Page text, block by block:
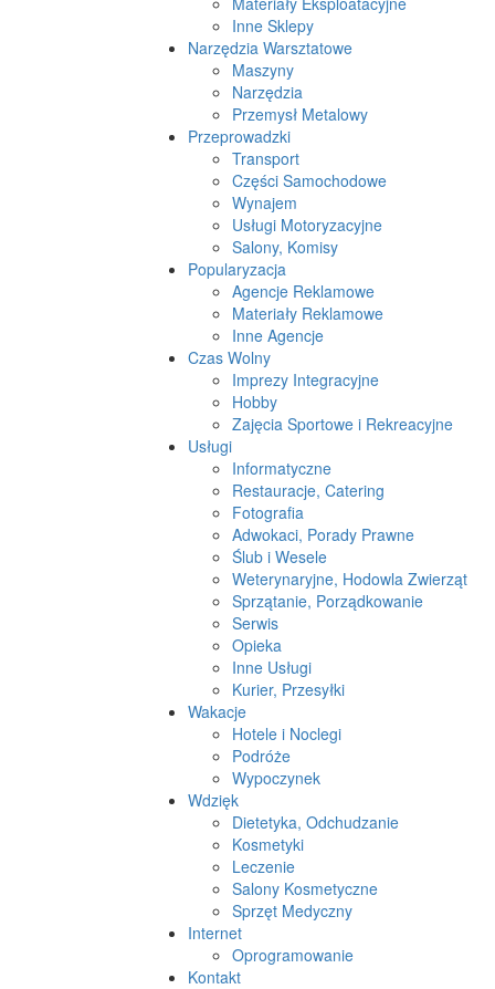
Inne Sklepy
Narzędzia Warsztatowe
Maszyny
Narzędzia
Przemysł Metalowy
Przeprowadzki
Transport
Części Samochodowe
Wynajem
Usługi Motoryzacyjne
Salony, Komisy
Popularyzacja
Agencje Reklamowe
Materiały Reklamowe
Inne Agencje
Czas Wolny
Imprezy Integracyjne
Hobby
Zajęcia Sportowe i Rekreacyjne
Usługi
Informatyczne
Restauracje, Catering
Fotografia
Adwokaci, Porady Prawne
Ślub i Wesele
Weterynaryjne, Hodowla Zwierząt
Sprzątanie, Porządkowanie
Serwis
Opieka
Inne Usługi
Kurier, Przesyłki
Wakacje
Hotele i Noclegi
Podróże
Wypoczynek
Wdzięk
Dietetyka, Odchudzanie
Kosmetyki
Leczenie
Salony Kosmetyczne
Sprzęt Medyczny
Internet
Oprogramowanie
Kontakt